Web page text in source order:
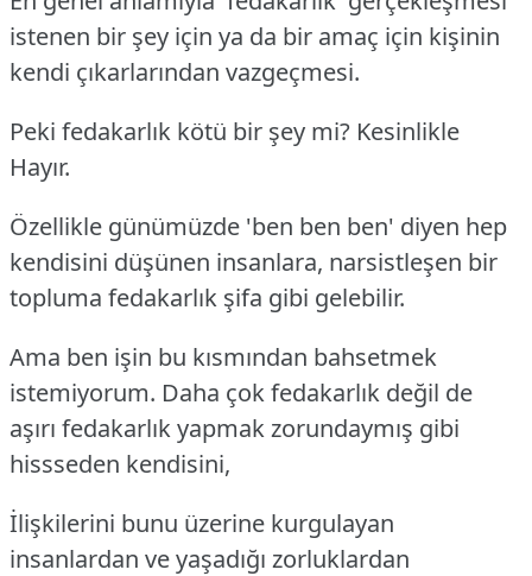
istenen bir şey için ya da bir amaç için kişinin
kendi çıkarlarından vazgeçmesi.
Peki fedakarlık kötü bir şey mi? Kesinlikle
Hayır.
Özellikle günümüzde 'ben ben ben' diyen hep
kendisini düşünen insanlara, narsistleşen bir
topluma fedakarlık şifa gibi gelebilir.
Ama ben işin bu kısmından bahsetmek
istemiyorum. Daha çok fedakarlık değil de
aşırı fedakarlık yapmak zorundaymış gibi
hissseden kendisini,
İlişkilerini bunu üzerine kurgulayan
insanlardan ve yaşadığı zorluklardan